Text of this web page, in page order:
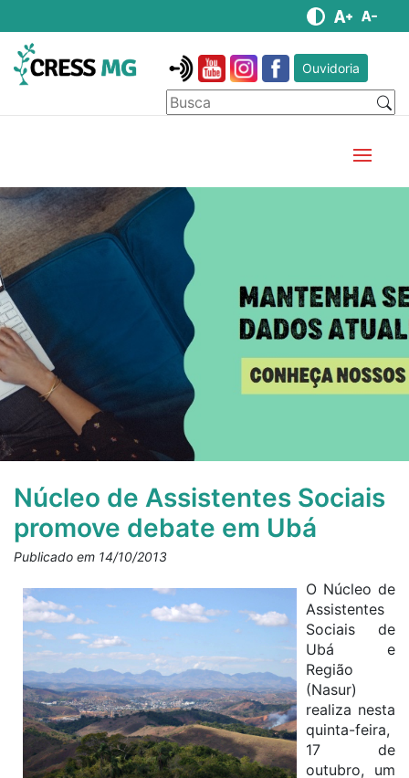
Ouvidoria
Núcleo de Assistentes Sociais
promove debate em Ubá
Publicado em 14/10/2013
O Núcleo de
Assistentes
Sociais de
Ubá e
Região
(Nasur)
realiza nesta
quinta-feira,
17 de
outubro, um